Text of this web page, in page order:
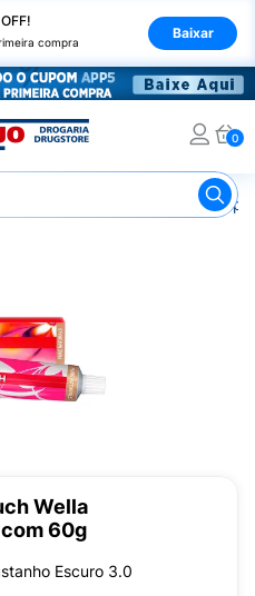
compra
Baixar
0
Coloração
Wella
60g
Escuro 3.0